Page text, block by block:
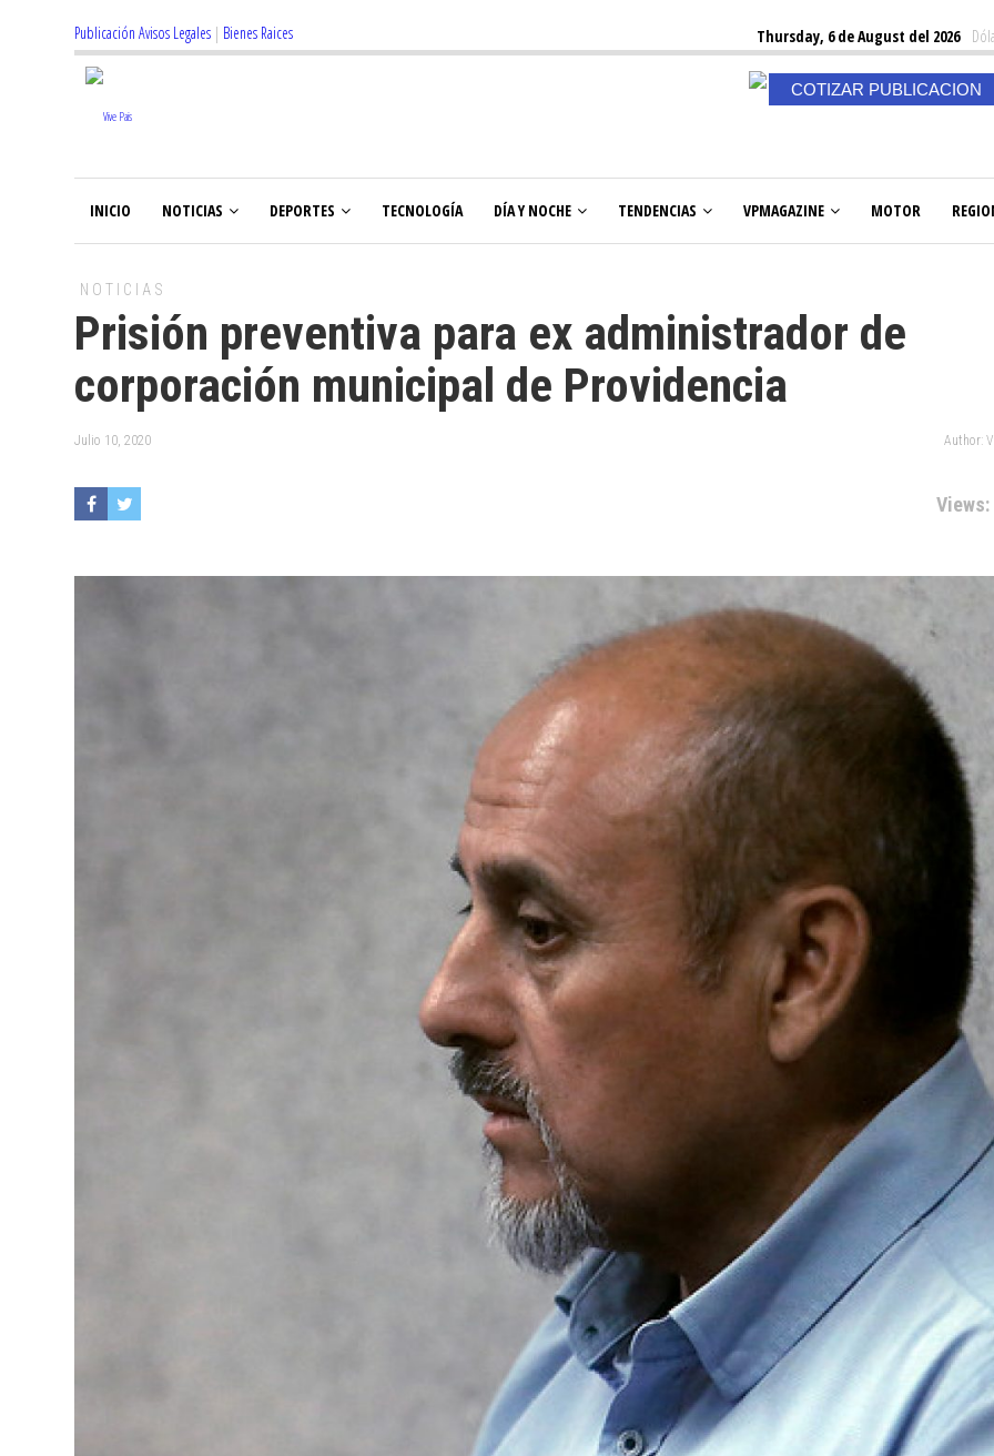
Publicación Avisos Legales | Bienes Raices Thursday, 6 de August del 2026
COTIZAR PUBLICACION
INICIO NOTICIAS DEPORTES TECNOLOGÍA DÍA Y NOCHE TENDENCIAS VPMAGAZINE MOTOR
NOTICIAS
Prisión preventiva para ex administrador de
corporación municipal de Providencia
Julio 10, 2020 Author:
Views: